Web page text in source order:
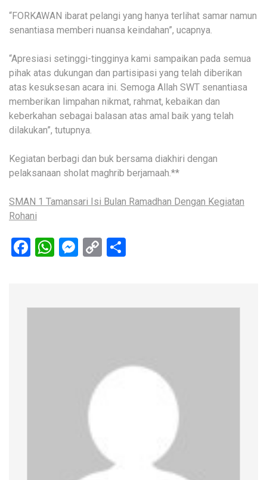
“FORKAWAN ibarat pelangi yang hanya terlihat samar namun
senantiasa memberi nuansa keindahan”, ucapnya.
“Apresiasi setinggi-tingginya kami sampaikan pada semua
pihak atas dukungan dan partisipasi yang telah diberikan
atas kesuksesan acara ini. Semoga Allah SWT senantiasa
memberikan limpahan nikmat, rahmat, kebaikan dan
keberkahan sebagai balasan atas amal baik yang telah
dilakukan”, tutupnya.
Kegiatan berbagi dan buk bersama diakhiri dengan
pelaksanaan sholat maghrib berjamaah.**
SMAN 1 Tamansari Isi Bulan Ramadhan Dengan Kegiatan
Rohani
Facebook
WhatsApp
Messenger
Copy